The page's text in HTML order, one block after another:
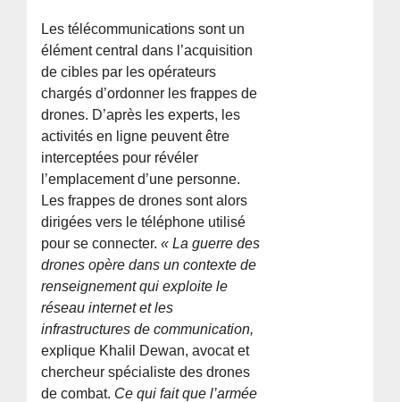
Les télécommunications sont un
élément central dans l’acquisition
de cibles par les opérateurs
chargés d’ordonner les frappes de
drones. D’après les experts, les
activités en ligne peuvent être
interceptées pour révéler
l’emplacement d’une personne.
Les frappes de drones sont alors
dirigées vers le téléphone utilisé
pour se connecter.« La guerre des
drones opère dans un contexte de
renseignement qui exploite le
réseau internet et les
infrastructures de communication,
explique Khalil Dewan, avocat et
chercheur spécialiste des drones
de combat. Ce qui fait que l’armée